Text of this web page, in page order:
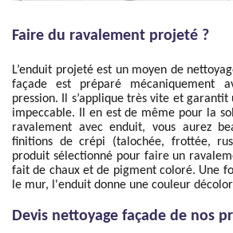
Faire du ravalement projeté ?
L’enduit projeté est un moyen de
façade est préparé mécaniquement
pression. Il s’applique très vite et
impeccable. Il en est de même pour la
ravalement avec enduit, vous aurez
finitions de crépi (talochée, frottée,
produit sélectionné pour faire un
fait de chaux et de pigment coloré. Une
le mur, l'enduit donne une couleur
Devis nettoyage façade de nos